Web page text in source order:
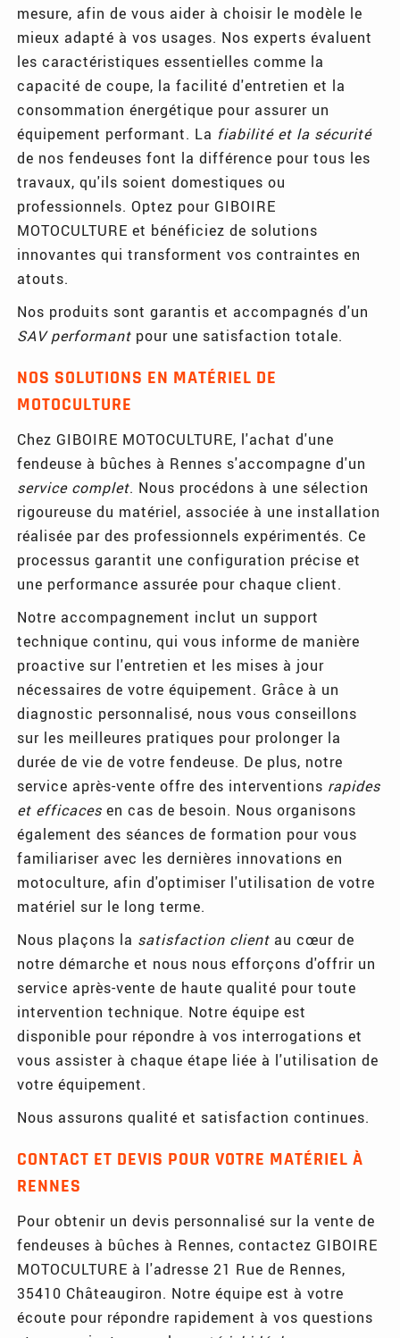
mesure, afin de vous aider à choisir le modèle le
mieux adapté à vos usages. Nos experts évaluent
les caractéristiques essentielles comme la
capacité de coupe, la facilité d'entretien et la
consommation énergétique pour assurer un
équipement performant. La fiabilité et la sécurité
de nos fendeuses font la différence pour tous les
travaux, qu'ils soient domestiques ou
professionnels. Optez pour GIBOIRE
MOTOCULTURE et bénéficiez de solutions
innovantes qui transforment vos contraintes en
atouts.
Nos produits sont garantis et accompagnés d'un
SAV performant pour une satisfaction totale.
NOS SOLUTIONS EN MATÉRIEL DE
MOTOCULTURE
Chez GIBOIRE MOTOCULTURE, l'achat d'une
fendeuse à bûches à Rennes s'accompagne d'un
service complet. Nous procédons à une sélection
rigoureuse du matériel, associée à une installation
réalisée par des professionnels expérimentés. Ce
processus garantit une configuration précise et
une performance assurée pour chaque client.
Notre accompagnement inclut un support
technique continu, qui vous informe de manière
proactive sur l'entretien et les mises à jour
nécessaires de votre équipement. Grâce à un
diagnostic personnalisé, nous vous conseillons
sur les meilleures pratiques pour prolonger la
durée de vie de votre fendeuse. De plus, notre
service après-vente offre des interventions rapides
et efficaces en cas de besoin. Nous organisons
également des séances de formation pour vous
familiariser avec les dernières innovations en
motoculture, afin d'optimiser l'utilisation de votre
matériel sur le long terme.
Nous plaçons la satisfaction client au cœur de
notre démarche et nous nous efforçons d'offrir un
service après-vente de haute qualité pour toute
intervention technique. Notre équipe est
disponible pour répondre à vos interrogations et
vous assister à chaque étape liée à l'utilisation de
votre équipement.
Nous assurons qualité et satisfaction continues.
CONTACT ET DEVIS POUR VOTRE MATÉRIEL À
RENNES
Pour obtenir un devis personnalisé sur la vente de
fendeuses à bûches à Rennes, contactez GIBOIRE
MOTOCULTURE à l'adresse 21 Rue de Rennes,
35410 Châteaugiron. Notre équipe est à votre
écoute pour répondre rapidement à vos questions